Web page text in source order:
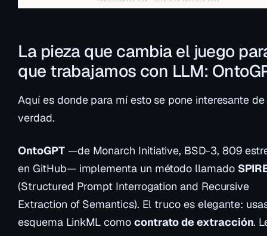
La pieza que cambia el juego
que trabajamos con LLM:
Aquí es donde para mí esto se pone interesante de
verdad.
OntoGPT—de Monarch Initiative, BSD-3, 809
en GitHub— implementa un método llamado
(Structured Prompt Interrogation and Recursive
Extraction of Semantics). El truco es elegante:
esquema LinkML como contrato de extracción.